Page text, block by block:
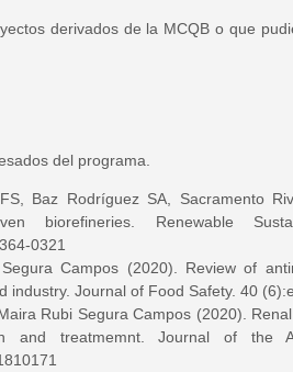
derivados de la MCQB o que
del programa.
FS, Baz Rodríguez SA, Sacramento
biorefineries. Renewable
0321
Campos (2020). Review of
industry. Journal of Food Safety. 40
Rubi Segura Campos (2020).
and treatmemnt. Journal of the